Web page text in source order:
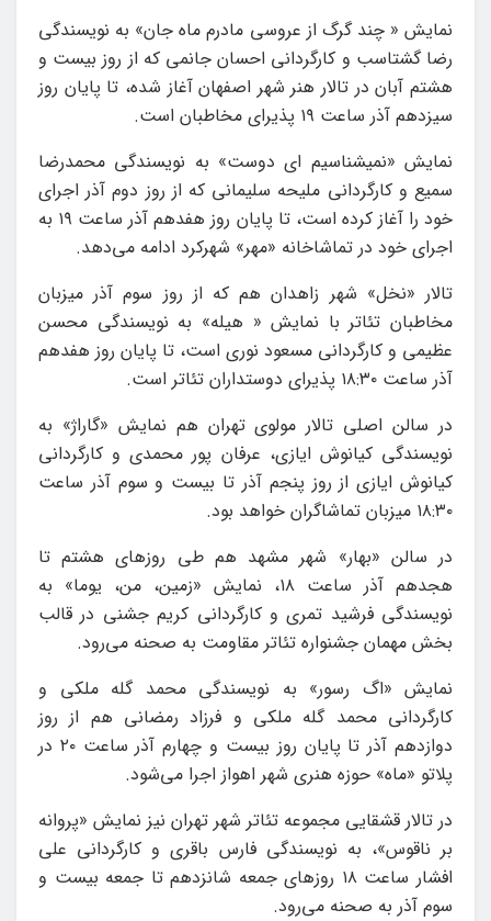
نمایش « چند گرگ از عروسی مادرم ماه جان» به نویسندگی
رضا گشتاسب و کارگردانی احسان جانمی که از روز بیست و
هشتم آبان در تالار هنر شهر اصفهان آغاز شده، تا پایان روز
سیزدهم آذر ساعت ۱۹ پذیرای مخاطبان است.
نمایش «نمیشناسیم ای دوست» به نویسندگی محمدرضا
سمیع و کارگردانی ملیحه سلیمانی که از روز دوم آذر اجرای
خود را آغاز کرده است، تا پایان روز هفدهم آذر ساعت ۱۹ به
اجرای خود در تماشاخانه «مهر» شهرکرد ادامه می‌دهد.
تالار «نخل» شهر زاهدان هم که از روز سوم آذر میزبان
مخاطبان تئاتر با نمایش « هیله» به نویسندگی محسن
عظیمی و کارگردانی مسعود نوری است، تا پایان روز هفدهم
آذر ساعت ۱۸:۳۰ پذیرای دوستداران تئاتر است.
در سالن اصلی تالار مولوی تهران هم نمایش «گاراژ» به
نویسندگی کیانوش ایازی، عرفان پور محمدی و کارگردانی
کیانوش ایازی از روز پنجم آذر تا بیست و سوم آذر ساعت
۱۸:۳۰ میزبان تماشاگران خواهد بود.
در سالن «بهار» شهر مشهد هم طی روزهای هشتم تا
هجدهم آذر ساعت ۱۸، نمایش «زمین، من، یوما» به
نویسندگی فرشید تمری و کارگردانی کریم جشنی در قالب
بخش مهمان جشنواره تئاتر مقاومت به صحنه می‌رود.
نمایش «اگ رسور» به نویسندگی محمد گله ملکی و
کارگردانی محمد گله ملکی و فرزاد رمضانی هم از روز
دوازدهم آذر تا پایان روز بیست و چهارم آذر ساعت ۲۰ در
پلاتو «ماه» حوزه هنری شهر اهواز اجرا می‌شود.
در تالار قشقایی مجموعه تئاتر شهر تهران نیز نمایش «پروانه
بر ناقوس»، به نویسندگی فارس باقری و کارگردانی علی
افشار ساعت ۱۸ روزهای جمعه شانزدهم تا جمعه بیست و
سوم آذر به صحنه می‌رود.